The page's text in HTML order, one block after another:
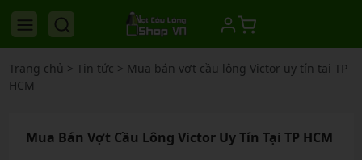
Trang chủ > Tin tức > Mua bán vợt cầu lông Victor uy tín tại TP
HCM
Mua Bán Vợt Cầu Lông Victor Uy Tín Tại TP HCM